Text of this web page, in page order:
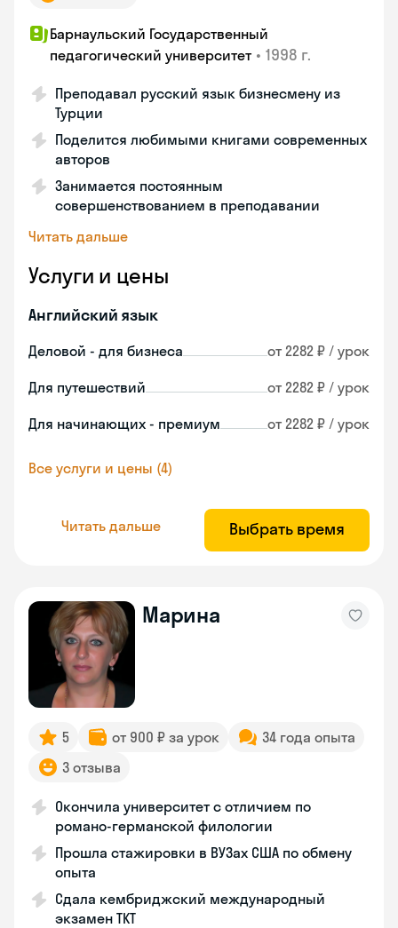
Барнаульский Государственный
педагогический университет • 1998 г.
Преподавал русский язык бизнесмену из
Турции
Поделится любимыми книгами современных
авторов
Занимается постоянным
совершенствованием в преподавании
Читать дальше
Услуги и цены
Английский язык
Деловой - для бизнеса от 2282 ₽ / урок
Для путешествий от 2282 ₽ / урок
Для начинающих - премиум от 2282 ₽ / урок
Все услуги и цены (4)
Читать дальше Выбрать время
Марина
5 от 900 ₽ за урок
34 года опыта
3 отзыва
Окончила университет с отличием по
романо-германской филологии
Прошла стажировки в ВУЗах США по обмену
опыта
Сдала кембриджский международный
экзамен TKT